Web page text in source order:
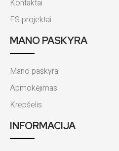
Kontaktai
ES projektai
MANO PASKYRA
Mano paskyra
Apmokėjimas
Krepšelis
INFORMACIJA